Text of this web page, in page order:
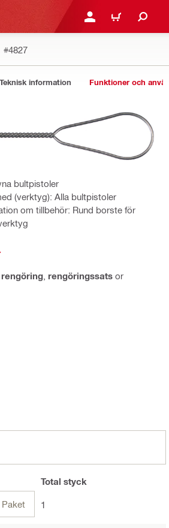
LOGGA IN ELLER
VARUKORG
#4827
Teknisk information Funktioner och
bultpistoler
(verktyg): Alla bultpistoler
om tillbehör: Rund borste för
rengöring rengöringssats or
Paket
Total styck
1